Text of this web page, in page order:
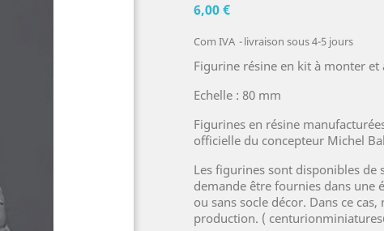
6,00 €
Com IVA livraison sous 4-5 jours
Figurine résine en kit à monter et
Echelle : 80 mm
Figurines en résine
officielle du concepteur Michel
Les figurines sont disponibles de
demande être fournies dans une
ou sans socle décor. Dans ce
production. (